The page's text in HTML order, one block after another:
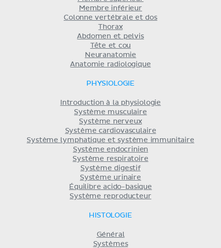
Membre inférieur
Colonne vertébrale et dos
Thorax
Abdomen et pelvis
Tête et cou
Neuranatomie
Anatomie radiologique
PHYSIOLOGIE
Introduction à la physiologie
Système musculaire
Système nerveux
Système cardiovasculaire
Système lymphatique et système immunitaire
Système endocrinien
Système respiratoire
Système digestif
Système urinaire
Équilibre acido-basique
Système reproducteur
HISTOLOGIE
Général
Systèmes